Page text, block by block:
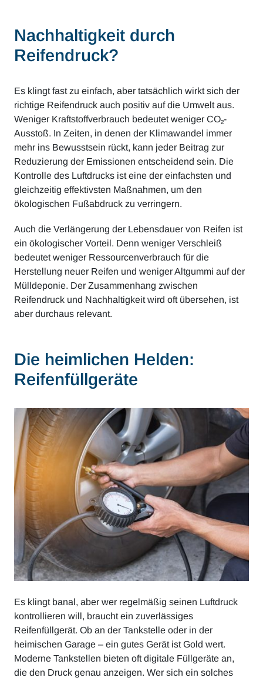
Nachhaltigkeit durch
Reifendruck?
Es klingt fast zu einfach, aber tatsächlich wirkt sich der
richtige Reifendruck auch positiv auf die Umwelt aus.
Weniger Kraftstoffverbrauch bedeutet weniger CO₂-
Ausstoß. In Zeiten, in denen der Klimawandel immer
mehr ins Bewusstsein rückt, kann jeder Beitrag zur
Reduzierung der Emissionen entscheidend sein. Die
Kontrolle des Luftdrucks ist eine der einfachsten und
gleichzeitig effektivsten Maßnahmen, um den
ökologischen Fußabdruck zu verringern.
Auch die Verlängerung der Lebensdauer von Reifen ist
ein ökologischer Vorteil. Denn weniger Verschleiß
bedeutet weniger Ressourcenverbrauch für die
Herstellung neuer Reifen und weniger Altgummi auf der
Mülldeponie. Der Zusammenhang zwischen
Reifendruck und Nachhaltigkeit wird oft übersehen, ist
aber durchaus relevant.
Die heimlichen Helden:
Reifenfüllgeräte
Es klingt banal, aber wer regelmäßig seinen Luftdruck
kontrollieren will, braucht ein zuverlässiges
Reifenfüllgerät. Ob an der Tankstelle oder in der
heimischen Garage – ein gutes Gerät ist Gold wert.
Moderne Tankstellen bieten oft digitale Füllgeräte an,
die den Druck genau anzeigen. Wer sich ein solches